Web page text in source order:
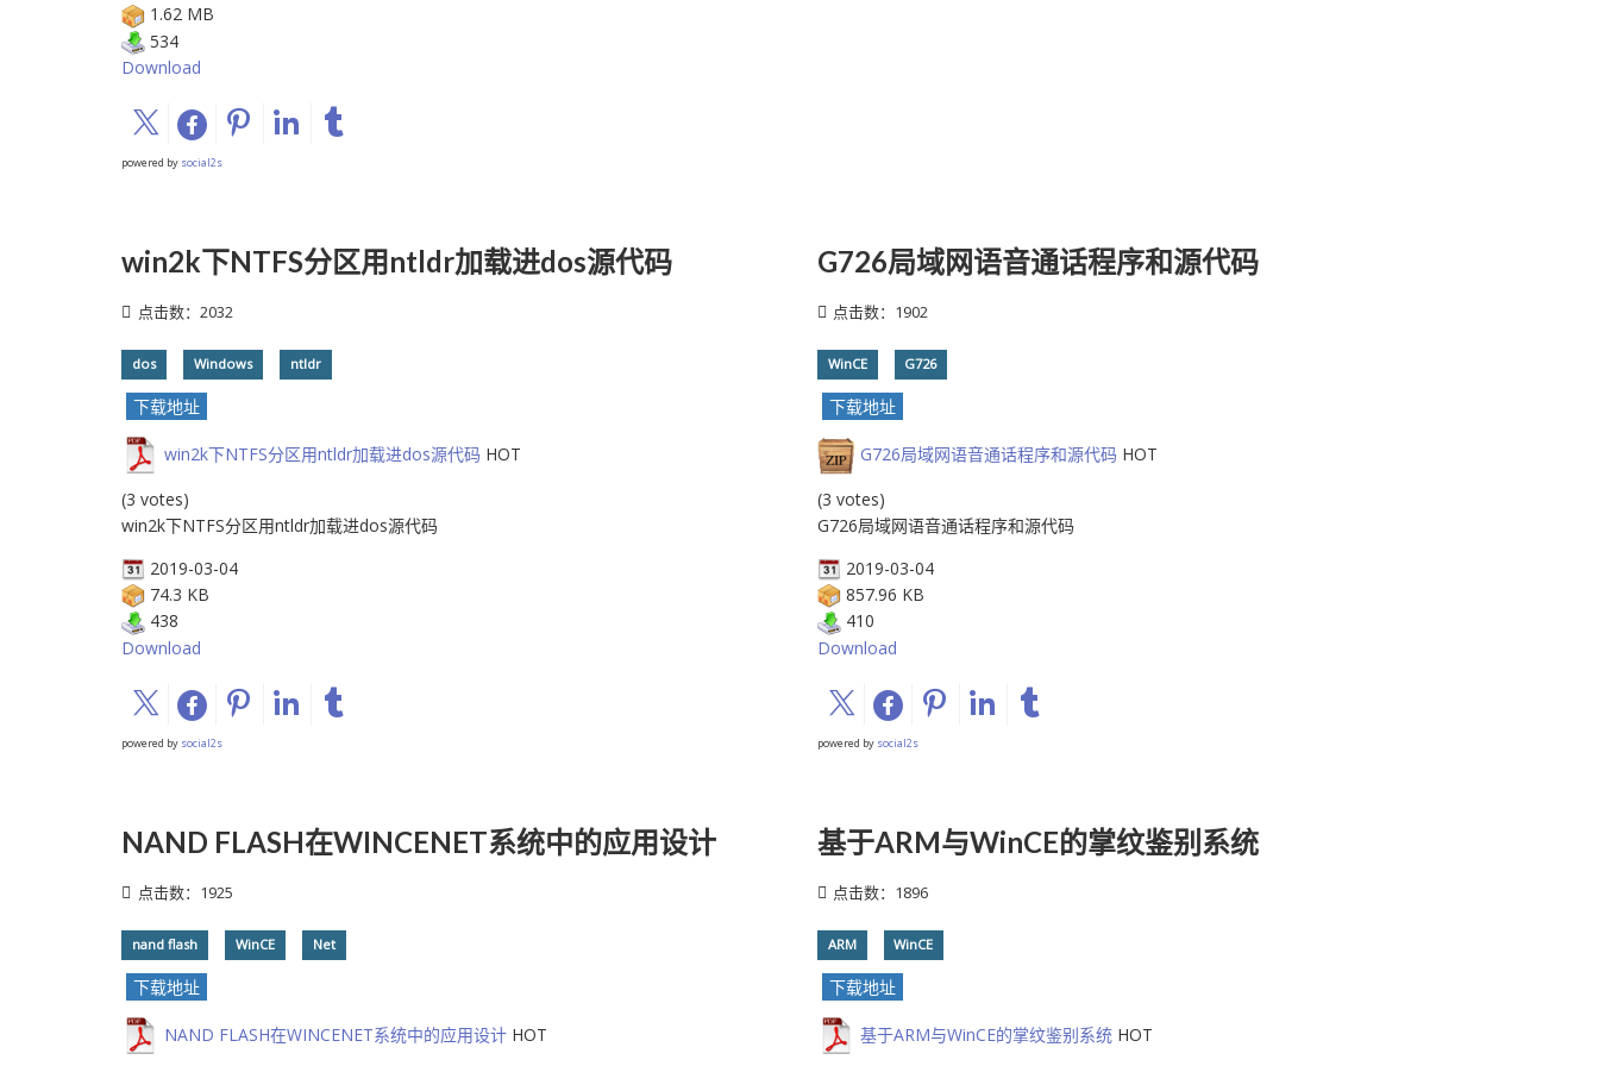
1.62 MB
534
Download
powered by social2s
win2k下NTFS分区用ntldr加载进dos源代码
点击数：2032
dos Windows ntldr
下载地址
win2k下NTFS分区用ntldr加载进dos源代码 HOT
(3 votes)
win2k下NTFS分区用ntldr加载进dos源代码
2019-03-04
74.3 KB
438
Download
powered by social2s
G726局域网语音通话程序和源代码
点击数：1902
WinCE G726
下载地址
G726局域网语音通话程序和源代码 HOT
(3 votes)
G726局域网语音通话程序和源代码
2019-03-04
857.96 KB
410
Download
powered by social2s
NAND FLASH在WINCENET系统中的应用设计
点击数：1925
nand flash WinCE Net
下载地址
NAND FLASH在WINCENET系统中的应用设计 HOT
基于ARM与WinCE的掌纹鉴别系统
点击数：1896
ARM WinCE
下载地址
基于ARM与WinCE的掌纹鉴别系统 HOT